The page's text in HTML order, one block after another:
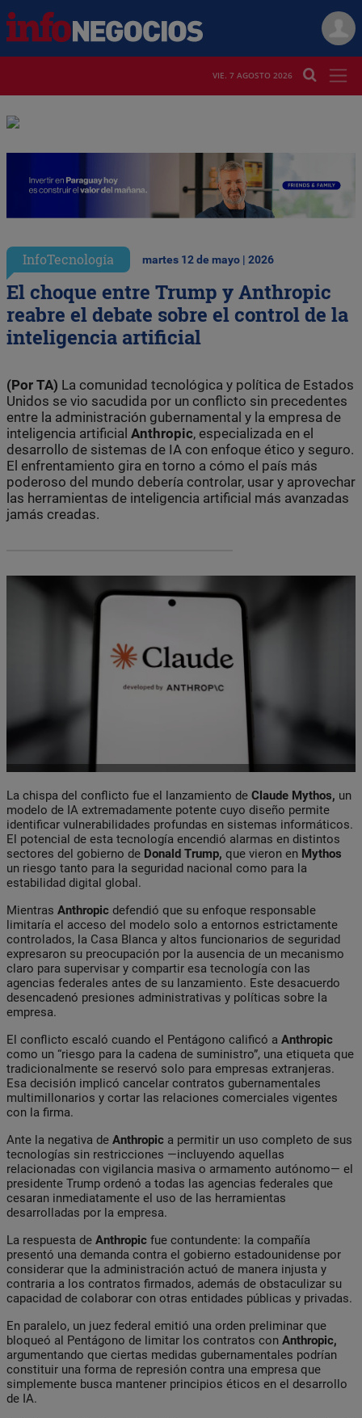
VIE. 7 AGOSTO 2026
InfoTecnología martes 12 de mayo | 2026
El choque entre Trump y Anthropic
reabre el debate sobre el control de la
inteligencia artificial
(Por TA) La comunidad tecnológica y política de Estados
Unidos se vio sacudida por un conflicto sin precedentes
entre la administración gubernamental y la empresa de
inteligencia artificial Anthropic, especializada en el
desarrollo de sistemas de IA con enfoque ético y seguro.
El enfrentamiento gira en torno a cómo el país más
poderoso del mundo debería controlar, usar y aprovechar
las herramientas de inteligencia artificial más avanzadas
jamás creadas.
La chispa del conflicto fue el lanzamiento de Claude Mythos, un
modelo de IA extremadamente potente cuyo diseño permite
identificar vulnerabilidades profundas en sistemas informáticos.
El potencial de esta tecnología encendió alarmas en distintos
sectores del gobierno de Donald Trump, que vieron en Mythos
un riesgo tanto para la seguridad nacional como para la
estabilidad digital global.
Mientras Anthropic defendió que su enfoque responsable
limitaría el acceso del modelo solo a entornos estrictamente
controlados, la Casa Blanca y altos funcionarios de seguridad
expresaron su preocupación por la ausencia de un mecanismo
claro para supervisar y compartir esa tecnología con las
agencias federales antes de su lanzamiento. Este desacuerdo
desencadenó presiones administrativas y políticas sobre la
empresa.
El conflicto escaló cuando el Pentágono calificó a Anthropic
como un “riesgo para la cadena de suministro”, una etiqueta que
tradicionalmente se reservó solo para empresas extranjeras.
Esa decisión implicó cancelar contratos gubernamentales
multimillonarios y cortar las relaciones comerciales vigentes
con la firma.
Ante la negativa de Anthropic a permitir un uso completo de sus
tecnologías sin restricciones —incluyendo aquellas
relacionadas con vigilancia masiva o armamento autónomo— el
presidente Trump ordenó a todas las agencias federales que
cesaran inmediatamente el uso de las herramientas
desarrolladas por la empresa.
La respuesta de Anthropic fue contundente: la compañía
presentó una demanda contra el gobierno estadounidense por
considerar que la administración actuó de manera injusta y
contraria a los contratos firmados, además de obstaculizar su
capacidad de colaborar con otras entidades públicas y privadas.
En paralelo, un juez federal emitió una orden preliminar que
bloqueó al Pentágono de limitar los contratos con Anthropic,
argumentando que ciertas medidas gubernamentales podrían
constituir una forma de represión contra una empresa que
simplemente busca mantener principios éticos en el desarrollo
de IA.